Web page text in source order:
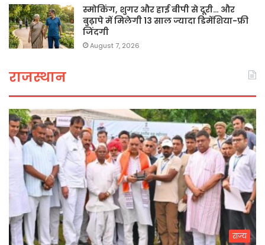
स्मोकिंग, शुगर और हाई बीपी से दूरी… और
बुढ़ापे में मिलेगी 13 साल ज्यादा डिमेंशिया-फ्री
जिंदगी
August 7, 2026
राजस्थान
राज्य